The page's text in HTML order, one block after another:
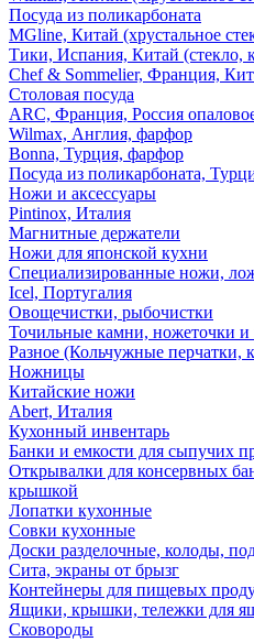
Посуда из поликарбоната
MGline, Китай (хрустальное
Тики, Испания, Китай (стекло,
Chef & Sommelier, Франция,
Столовая посуда
ARC, Франция, Россия
Wilmax, Англия, фарфор
Bonna, Турция, фарфор
Посуда из поликарбоната,
Ножи и аксессуары
Pintinox, Италия
Магнитные держатели
Ножи для японской кухни
Специализированные ножи,
Icel, Португалия
Овощечистки, рыбочистки
Точильные камни, ножеточки и
Разное (Кольчужные
Ножницы
Китайские ножи
Abert, Италия
Кухонный инвентарь
Банки и емкости для сыпучих
Открывалки для консервных
крышкой
Лопатки кухонные
Совки кухонные
Доски разделочные, колоды,
Сита, экраны от брызг
Контейнеры для пищевых
Ящики, крышки, тележки для
Сковороды